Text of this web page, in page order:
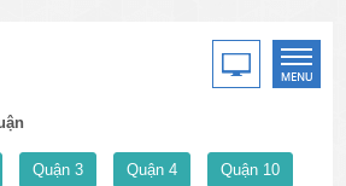
Quận 3 Quận 4 Quận 10